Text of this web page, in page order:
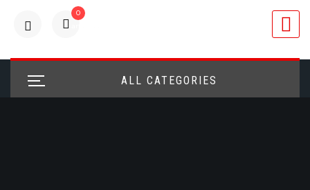
0
ALL CATEGORIES